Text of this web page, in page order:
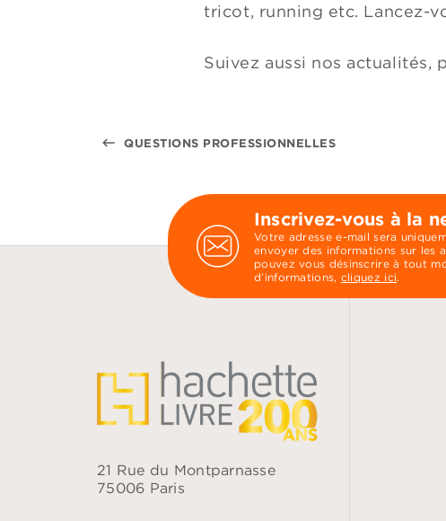
tricot, running etc. Lancez-
Suivez aussi nos
keyboard_backspace QUESTIONS PROFESSIONNELLES
Inscrivez-vous à la
Votre adresse e-mail sera
envoyer des informations sur les
pouvez vous désinscrire à tout
d’informations, cliquez ici.
21 Rue du Montparnasse
75006 Paris